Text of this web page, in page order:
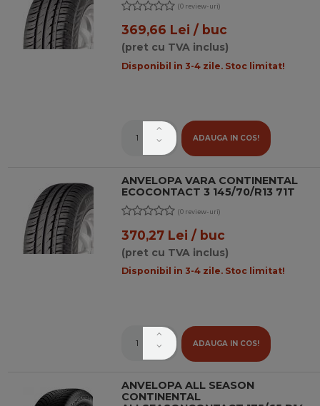
(0 review-uri)
369,66 Lei / buc
(pret cu TVA inclus)
Disponibil in 3-4 zile. Stoc limitat!
ADAUGA IN COS!
ANVELOPA VARA CONTINENTAL
ECOCONTACT 3 145/70/R13 71T
(0 review-uri)
370,27 Lei / buc
(pret cu TVA inclus)
Disponibil in 3-4 zile. Stoc limitat!
ADAUGA IN COS!
ANVELOPA ALL SEASON
CONTINENTAL